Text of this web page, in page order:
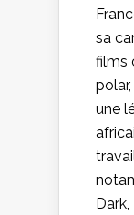
sa
films
une